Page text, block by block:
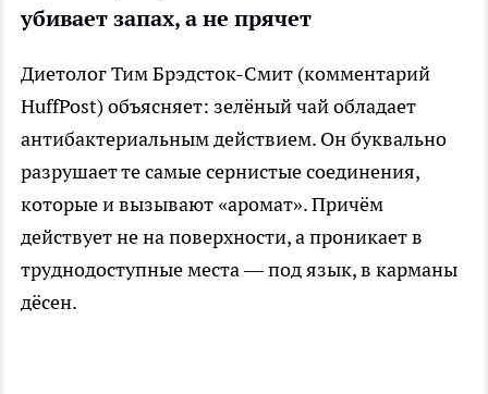
убивает запах, а не прячет
Диетолог Тим Брэдсток-Смит (комментарий
HuffPost) объясняет: зелёный чай обладает
антибактериальным действием. Он буквально
разрушает те самые сернистые соединения,
которые и вызывают «аромат». Причём
действует не на поверхности, а проникает в
труднодоступные места — под язык, в карманы
дёсен.